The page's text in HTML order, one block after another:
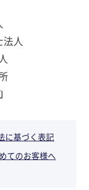
法人
に基づく表記
てのお客様へ